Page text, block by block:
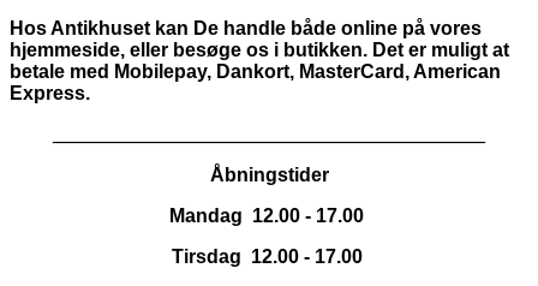
Hos Antikhuset kan De handle både online på vores
hjemmeside, eller besøge os i butikken. Det er muligt at
betale med Mobilepay, Dankort, MasterCard, American
Express.
Åbningstider
Mandag 12.00 - 17.00
Tirsdag 12.00 - 17.00